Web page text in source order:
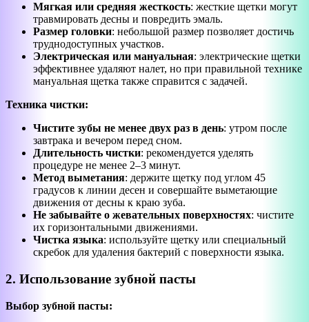
Мягкая или средняя жесткость: жесткие щетки могут
травмировать десны и повредить эмаль.
Размер головки: небольшой размер позволяет достичь
труднодоступных участков.
Электрическая или мануальная: электрические щетки
эффективнее удаляют налет, но при правильной технике
мануальная щетка также справится с задачей.
Техника чистки:
Чистите зубы не менее двух раз в день: утром после
завтрака и вечером перед сном.
Длительность чистки: рекомендуется уделять
процедуре не менее 2–3 минут.
Метод выметания: держите щетку под углом 45
градусов к линии десен и совершайте выметающие
движения от десны к краю зуба.
Не забывайте о жевательных поверхностях: чистите
их горизонтальными движениями.
Чистка языка: используйте щетку или специальный
скребок для удаления бактерий с поверхности языка.
2. Использование зубной пасты
Выбор зубной пасты: